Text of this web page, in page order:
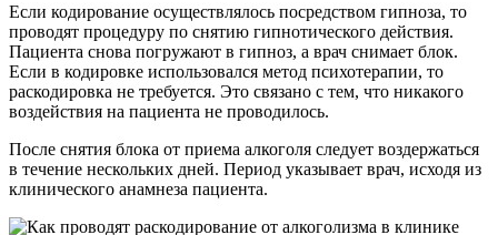
Если кодирование осуществлялось посредством гипноза, то
проводят процедуру по снятию гипнотического действия.
Пациента снова погружают в гипноз, а врач снимает блок.
Если в кодировке использовался метод психотерапии, то
раскодировка не требуется. Это связано с тем, что никакого
воздействия на пациента не проводилось.
После снятия блока от приема алкоголя следует воздержаться
в течение нескольких дней. Период указывает врач, исходя из
клинического анамнеза пациента.